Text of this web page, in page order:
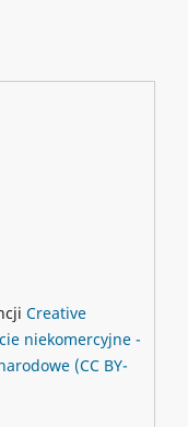
Creative
niekomercyjne -
(CC BY-